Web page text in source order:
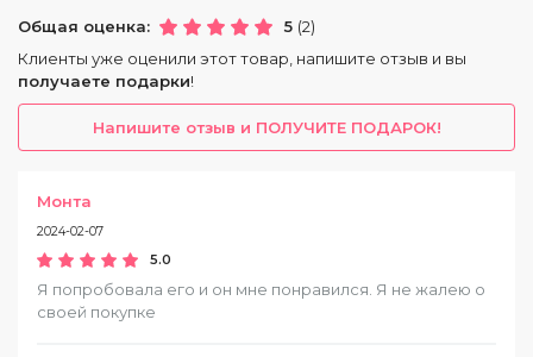
Общая оценка: 5 (2)
Клиенты уже оценили этот товар, напишите отзыв и вы
получаете подарки!
Напишите отзыв и ПОЛУЧИТЕ ПОДАРОК!
Монта
2024-02-07
5.0
Я попробовала его и он мне понравился. Я не жалею о
своей покупке